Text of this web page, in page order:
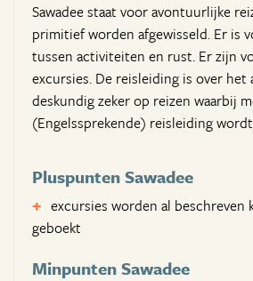
Sawadee staat voor avontuurlijke
primitief worden afgewisseld. Er is
tussen activiteiten en rust. Er zijn
excursies. De reisleiding is over het
deskundig zeker op reizen waarbij
(Engelssprekende) reisleiding
Pluspunten Sawadee
excursies worden al beschreven
geboekt
Minpunten Sawadee